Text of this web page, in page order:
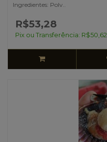
Ingredientes: Polv..
R$53,28
Pix ou Transferência: R$50,62